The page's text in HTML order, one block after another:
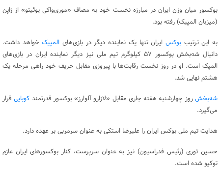
بوکسور میان وزن ایران در مبارزه نخست خود به مصاف «موری‌واکی یوئیتو» از ژاپن
(میزبان المپیک) رفته بود.
به این ترتیببوکس ایران تنها یک نماینده دیگر در بازی‌های المپیکخواهد داشت.
دانیال شه‌بخش بوکسور ۵۷ کیلوگرم تیم ملی نیز دیگر نماینده ایران در بازی‌های
المپک است. او در روز نخست رقابت‌ها با پیروزی مقابل حریف خود راهی مرحله یک
هشتم نهایی شد.
شه‌بخشروز چهارشنبه هفته جاری مقابل «لازارو آلوارز» بوکسور قدرتمند کوباییقرار
می‌گیرد.
هدایت تیم ملی بوکس ایران را علیرضا استکی به عنوان سرمربی بر عهده دارد.
حسین‌ ثوری (رئیس فدراسیون) نیز به عنوان سرپرست، کنار بوکسورهای ایران عازم
توکیو شده است.